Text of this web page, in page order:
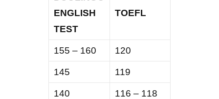
ENGLISH
TEST
TOEFL
155 – 160 120
145 119
140 116 – 118